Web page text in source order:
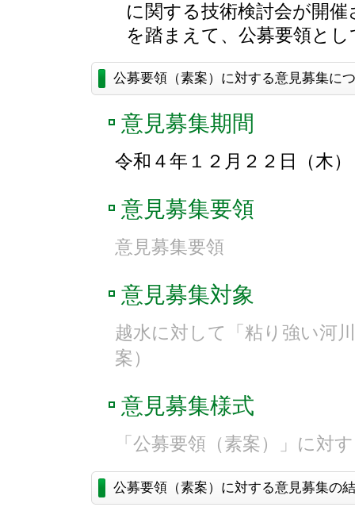
に関する技術検討会が開
を踏まえて、公募要領と
公募要領（素案）に対する意見募集に
意見募集期間
令和４年１２月２２日（木
意見募集要領
意見募集要領
意見募集対象
越水に対して「粘り強い河
案）
意見募集様式
「公募要領（素案）」に対
公募要領（素案）に対する意見募集の